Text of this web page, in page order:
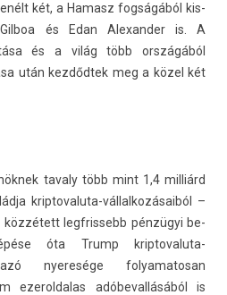
két, a Hamasz fogságából kis­
és Edan Al­exand­er is. A
és a világ több országából
után kezdődtek meg a közel két
tava­ly több mint 1,4 milliárd
kriptovaluta-vállalkozásaiból –
közzétett legfris­sebb pénzügyi be­
óta Trump kriptovaluta-
nyeresége folyamatosan
ezerol­dalas adóbeval­lásából is